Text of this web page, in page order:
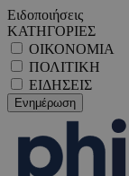
Ειδοποιήσεις
ΚΑΤΗΓΟΡΙΕΣ
ΟΙΚΟΝΟΜΙΑ
ΠΟΛΙΤΙΚΗ
ΕΙΔΗΣΕΙΣ